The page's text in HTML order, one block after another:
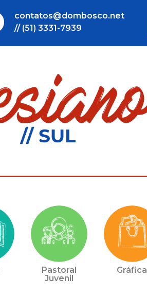
contatos@dombosco.net
// (51) 3331-7939
Pastoral
Juvenil
Gráfica